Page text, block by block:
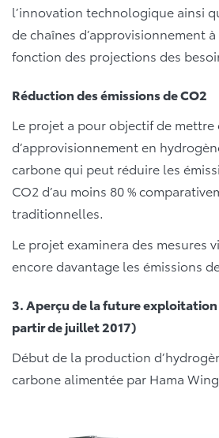
l’innovation technologique ainsi
de chaînes d’approvisionnement
fonction des projections des
Réduction des émissions de CO2
Le projet a pour objectif de
d’approvisionnement en
carbone qui peut réduire les
CO2 d’au moins 80 %
traditionnelles.
Le projet examinera des mesures
encore davantage les émissions
3. Aperçu de la future
partir de juillet 2017)
Début de la production
carbone alimentée par Hama Wing